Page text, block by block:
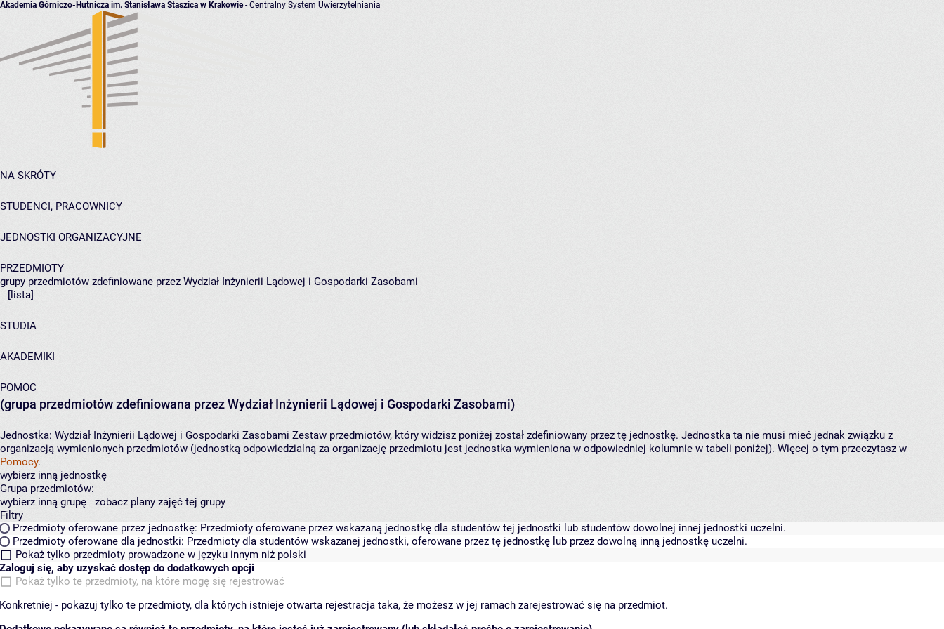
Akademia Górniczo-Hutnicza im. Stanisława Staszica w Krakowie- Centralny System Uwierzytelniania
NA SKRÓTY
STUDENCI, PRACOWNICY
JEDNOSTKI ORGANIZACYJNE
PRZEDMIOTY
grupy przedmiotów zdefiniowane przez Wydział Inżynierii Lądowej i Gospodarki Zasobami
[lista]
STUDIA
AKADEMIKI
POMOC
(grupa przedmiotów zdefiniowana przez Wydział Inżynierii Lądowej i Gospodarki Zasobami)
Jednostka: Wydział Inżynierii Lądowej i Gospodarki Zasobami Zestaw przedmiotów, który widzisz poniżej został zdefiniowany przez tę jednostkę. Jednostka ta nie musi mieć jednak związku z
organizacją wymienionych przedmiotów (jednostką odpowiedzialną za organizację przedmiotu jest jednostka wymieniona w odpowiedniej kolumnie w tabeli poniżej). Więcej o tym przeczytasz w
Pomocy.
wybierz inną jednostkę
Grupa przedmiotów:
wybierz inną grupę
zobacz plany zajęć tej grupy
Filtry
Przedmioty oferowane przez jednostkę: Przedmioty oferowane przez wskazaną jednostkę dla studentów tej jednostki lub studentów dowolnej innej jednostki uczelni.
Przedmioty oferowane dla jednostki: Przedmioty dla studentów wskazanej jednostki, oferowane przez tę jednostkę lub przez dowolną inną jednostkę uczelni.
Pokaż tylko przedmioty prowadzone w języku innym niż polski
Zaloguj się, aby uzyskać dostęp do dodatkowych opcji
Pokaż tylko te przedmioty, na które mogę się rejestrować
Konkretniej - pokazuj tylko te przedmioty, dla których istnieje otwarta rejestracja taka, że możesz w jej ramach zarejestrować się na przedmiot.